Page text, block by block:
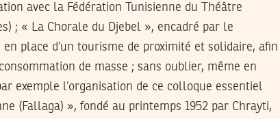
avec la Fédération Tunisienne du Théâtre
; « La Chorale du Djebel », encadré par le
place d’un tourisme de proximité et solidaire, afin
de masse ; sans oublier, même en
exemple l’organisation de ce colloque essentiel
(Fallaga) », fondé au printemps 1952 par Chrayti,